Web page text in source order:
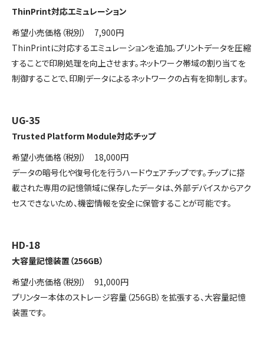
ThinPrint対応エミュレーション
希望小売価格（税別） 7,900円
ThinPrintに対応するエミュレーションを追加。プリントデータを圧縮
することで印刷処理を向上させます。ネットワーク帯域の割り当てを
制御することで、印刷データによるネットワークの占有を抑制します。
UG-35
Trusted Platform Module対応チップ
希望小売価格（税別） 18,000円
データの暗号化や復号化を行うハードウェアチップです。チップに搭
載された専用の記憶領域に保存したデータは、外部デバイスからアク
セスできないため、機密情報を安全に保管することが可能です。
HD-18
大容量記憶装置（256GB）
希望小売価格（税別） 91,000円
プリンター本体のストレージ容量（256GB）を拡張する、大容量記憶
装置です。